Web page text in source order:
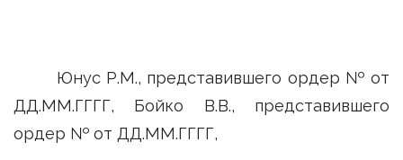
Юнус Р.М., представившего ордер № от
ДД.ММ.ГГГГ, Бойко В.В., представившего
ордер № от ДД.ММ.ГГГГ,